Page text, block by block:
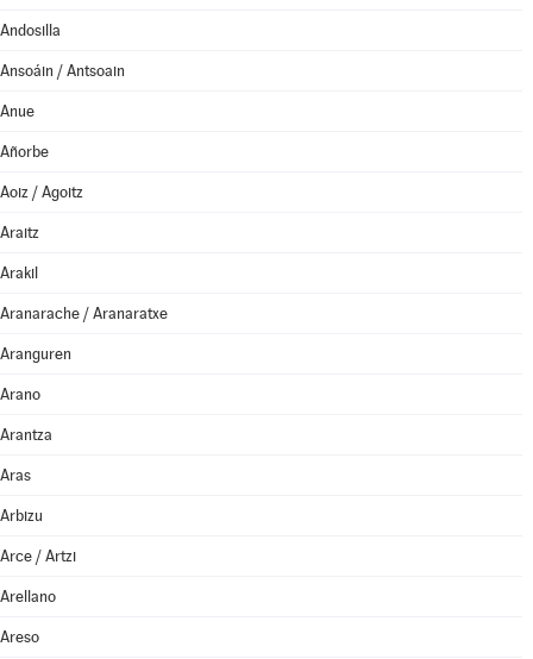
Andosilla
Ansoáin / Antsoain
Anue
Añorbe
Aoiz / Agoitz
Araitz
Arakil
Aranarache / Aranaratxe
Aranguren
Arano
Arantza
Aras
Arbizu
Arce / Artzi
Arellano
Areso